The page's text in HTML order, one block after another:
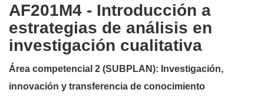
AF201M4 - Introducción a
estrategias de análisis en
investigación cualitativa
Área competencial 2 (SUBPLAN): Investigación,
innovación y transferencia de conocimiento